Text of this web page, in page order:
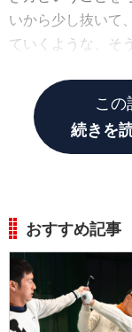
いから少し抜いて
ていくような、そ
この
続きを
おすすめ記事